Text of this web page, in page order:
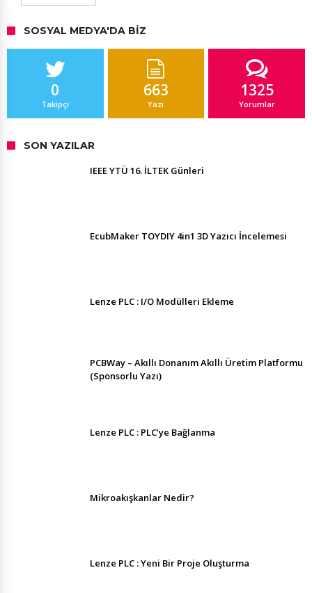
SOSYAL MEDYA'DA BIZ
0
Takipçi
663
Yazı
1325
Yorumlar
SON YAZILAR
IEEE YTÜ 16. İLTEK Günleri
EcubMaker TOYDIY 4in1 3D Yazıcı İncelemesi
Lenze PLC : I/O Modülleri Ekleme
PCBWay – Akıllı Donanım Akıllı Üretim Platformu
(Sponsorlu Yazı)
Lenze PLC : PLC’ye Bağlanma
Mikroakışkanlar Nedir?
Lenze PLC : Yeni Bir Proje Oluşturma